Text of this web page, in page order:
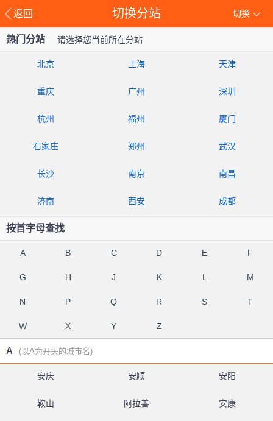
返回 切换
切换分站
热门分站 请选择您当前所在分站
北京 上海 天津
重庆 广州 深圳
杭州 福州 厦门
石家庄 郑州 武汉
长沙 南京 南昌
济南 西安 成都
按首字母查找
A B C D E F
G H J K L M
N P Q R S T
W X Y Z
A (以A为开头的城市名)
安庆 安顺 安阳
鞍山 阿拉善 安康